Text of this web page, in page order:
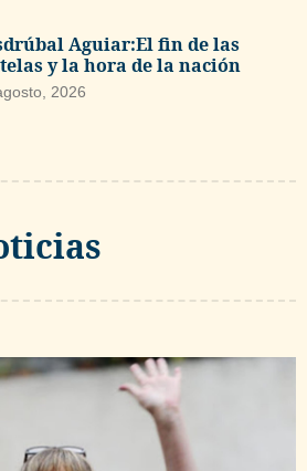
Aguiar:El fin de las
y la hora de la nación
2026